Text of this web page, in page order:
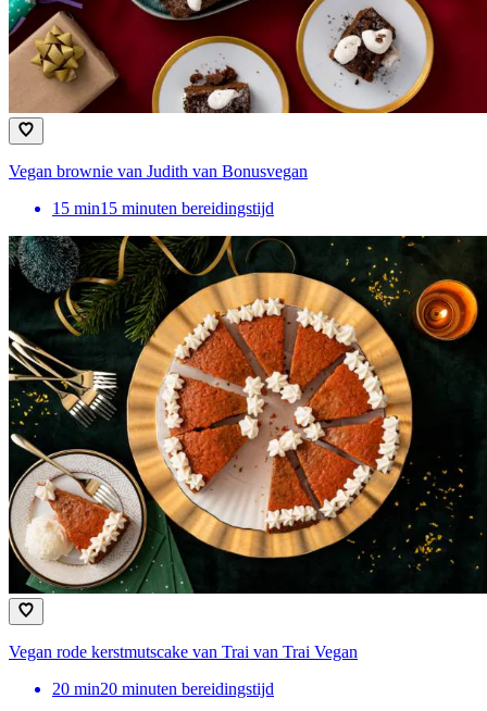
Vegan brownie van Judith van Bonusvegan
15 min15 minuten bereidingstijd
Vegan rode kerstmutscake van Trai van Trai Vegan
20 min20 minuten bereidingstijd